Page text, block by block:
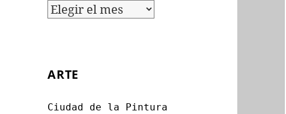
Diario
ARTE
Ciudad de la Pintura